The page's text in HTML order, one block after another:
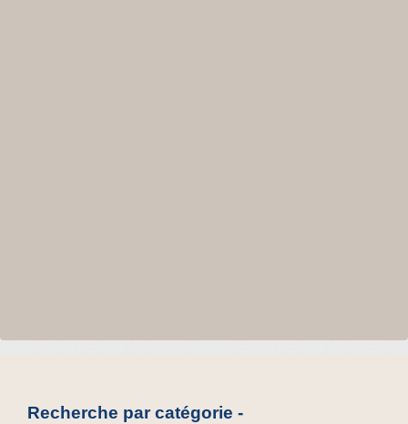
Recherche par catégorie -